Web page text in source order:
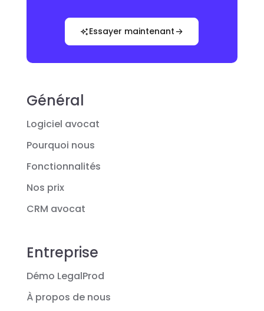
Essayer maintenant
Général
Logiciel avocat
Pourquoi nous
Fonctionnalités
Nos prix
CRM avocat
Entreprise
Démo LegalProd
À propos de nous